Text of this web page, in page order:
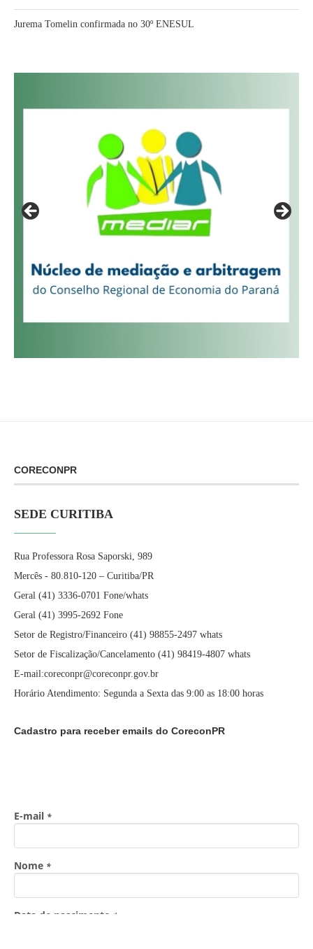
Jurema Tomelin confirmada no 30º ENESUL
CORECONPR
SEDE CURITIBA
Rua Professora Rosa Saporski, 989
Mercês - 80.810-120 – Curitiba/PR
Geral (41) 3336-0701 Fone/whats
Geral (41) 3995-2692 Fone
Setor de Registro/Financeiro (41) 98855-2497 whats
Setor de Fiscalização/Cancelamento (41) 98419-4807 whats
E-mail:coreconpr@coreconpr.gov.br
Horário Atendimento: Segunda a Sexta das 9:00 as 18:00 horas
Cadastro para receber emails do CoreconPR